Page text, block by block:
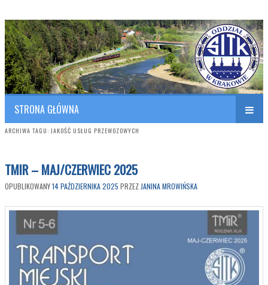
SITK RP Oddział w KRAKOWIE
Polish Association of Engineers & Technicians of Transportation
STRONA GŁÓWNA
ARCHIWA TAGU:JAKOŚĆ USŁUG PRZEWOZOWYCH
TMIR – MAJ/CZERWIEC 2025
OPUBLIKOWANY14 PAŹDZIERNIKA 2025 PRZEZ JANINA MROWIŃSKA